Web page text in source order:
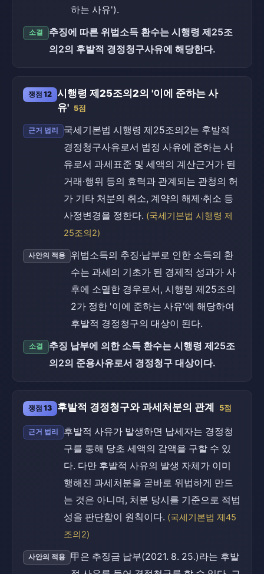
하는 사유').
소결
추징에 따른 위법소득 환수는 시행령 제25조
의2의 후발적 경정청구사유에 해당한다.
쟁점 12 시행령 제25조의2의 '이에 준하는 사
유' 5점
근거 법리
국세기본법 시행령 제25조의2는 후발적
경정청구사유로서 법정 사유에 준하는 사
유로서 과세표준 및 세액의 계산근거가 된
거래·행위 등의 효력과 관계되는 관청의 허
가 기타 처분의 취소, 계약의 해제·취소 등
사정변경을 정한다. (국세기본법 시행령 제
25조의2)
사안의 적용
위법소득의 추징·납부로 인한 소득의 환
수는 과세의 기초가 된 경제적 성과가 사
후에 소멸한 경우로서, 시행령 제25조의
2가 정한 '이에 준하는 사유'에 해당하여
후발적 경정청구의 대상이 된다.
소결
추징 납부에 의한 소득 환수는 시행령 제25조
의2의 준용사유로서 경정청구 대상이다.
쟁점 13 후발적 경정청구와 과세처분의 관계 5점
근거 법리
후발적 사유가 발생하면 납세자는 경정청
구를 통해 당초 세액의 감액을 구할 수 있
다. 다만 후발적 사유의 발생 자체가 이미
행해진 과세처분을 곧바로 위법하게 만드
는 것은 아니며, 처분 당시를 기준으로 적법
성을 판단함이 원칙이다. (국세기본법 제45
조의2)
사안의 적용
甲은 추징금 납부(2021. 8. 25.)라는 후발